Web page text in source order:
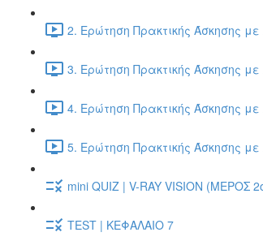
2. Ερώτηση Πρακτικής Άσκησης
3. Ερώτηση Πρακτικής Άσκησης
4. Ερώτηση Πρακτικής Άσκησης
5. Ερώτηση Πρακτικής Άσκησης
mini QUIZ | V-RAY VISION (ΜΕΡΟΣ
TEST | ΚΕΦΑΛΑΙΟ 7